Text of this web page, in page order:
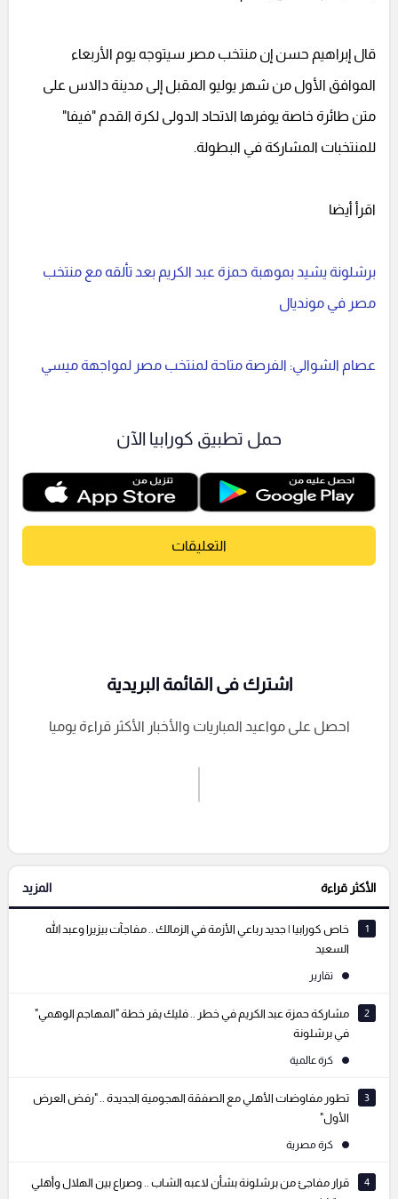
قال إبراهيم حسن إن منتخب مصر سيتوجه يوم الأربعاء
الموافق الأول من شهر يوليو المقبل إلى مدينة دالاس على
متن طائرة خاصة يوفرها الاتحاد الدولى لكرة القدم "فيفا"
للمنتخبات المشاركة في البطولة.
اقرأ أيضا
برشلونة يشيد بموهبة حمزة عبد الكريم بعد تألقه مع منتخب
مصر في مونديال
عصام الشوالي: الفرصة متاحة لمنتخب مصر لمواجهة ميسي
حمل تطبيق كورابيا الآن
التعليقات
إرسال تعليق
التعليقات السابقة
اشترك فى القائمة البريدية
احصل على مواعيد المباريات والأخبار الأكثر قراءة يوميا
الأكثر قراءة المزيد
1
خاص كورابيا | جديد رباعي الأزمة في الزمالك .. مفاجآت بيزيرا وعبد الله
السعيد
تقارير
2
مشاركة حمزة عبد الكريم في خطر .. فليك يقر خطة "المهاجم الوهمي"
في برشلونة
كرة عالمية
3
تطور مفاوضات الأهلي مع الصفقة الهجومية الجديدة .. "رفض العرض
الأول"
كرة مصرية
4
قرار مفاجئ من برشلونة بشأن لاعبه الشاب .. وصراع بين الهلال وأهلي